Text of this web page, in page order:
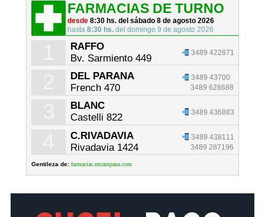
FARMACIAS DE TURNO
desde8:30 hs. del sábado 8 de agosto 2026
hasta8:30 hs. del domingo 9 de agosto 2026
RAFFO
Bv. Sarmiento 449
3489 422871
DEL PARANA
French 470
3489 43700
3489 628688
BLANC
Castelli 822
3489 436883
C.RIVADAVIA
Rivadavia 1424
3489 438111
3489 287196
Gentileza de: farmacias.encampana.com